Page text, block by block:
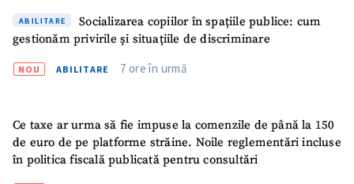
ABILITARE
Socializarea copiilor în spațiile publice: cum
gestionăm privirile și situațiile de discriminare
NOU ABILITARE 7 ore în urmă
Ce taxe ar urma să fie impuse la comenzile de până la 150
de euro de pe platforme străine. Noile reglementări incluse
în politica fiscală publicată pentru consultări
Sursă anonimă
Telefon
+ Telefon personal